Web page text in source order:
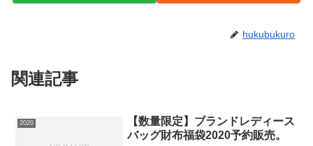
hukubukuro
関連記事
2020
【数量限定】ブランドレディース
バッグ財布福袋2020予約販売。